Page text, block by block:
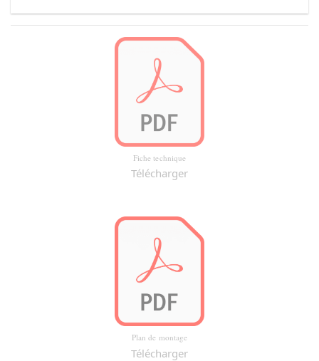
Fiche technique
Télécharger
Plan de montage
Télécharger